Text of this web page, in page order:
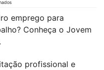
emprego para
Conheça o Jovem
profissional e